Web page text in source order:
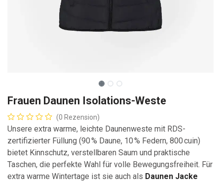
Frauen Daunen Isolations-Weste
(0 Rezension)
Unsere extra warme, leichte Daunenweste mit RDS-
zertifizierter Füllung (90 % Daune, 10 % Federn, 800 cuin)
bietet Kinnschutz, verstellbaren Saum und praktische
Taschen, die perfekte Wahl für volle Bewegungsfreiheit. Für
extra warme Wintertage ist sie auch als Daunen Jacke